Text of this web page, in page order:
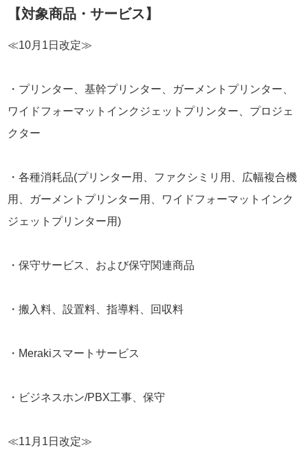
【対象商品・サービス】
≪10月1日改定≫
・プリンター、基幹プリンター、ガーメントプリンター、
ワイドフォーマットインクジェットプリンター、プロジェ
クター
・各種消耗品(プリンター用、ファクシミリ用、広幅複合機
用、ガーメントプリンター用、ワイドフォーマットインク
ジェットプリンター用)
・保守サービス、および保守関連商品
・搬入料、設置料、指導料、回収料
・Merakiスマートサービス
・ビジネスホン/PBX工事、保守
≪11月1日改定≫